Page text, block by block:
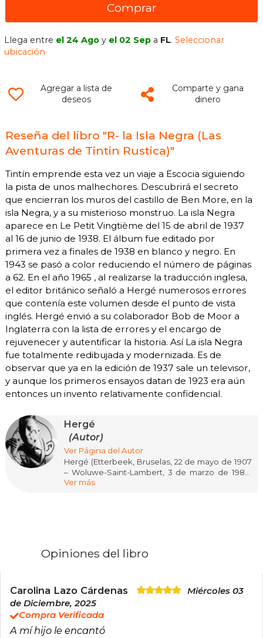
Comprar
Llega entre el 24 Ago y el 02 Sep a FL.Seleccionar
ubicación
Agregar a lista de
deseos
Comparte y gana
dinero
Reseña del libro "R- la Isla Negra (Las
Aventuras de Tintin Rustica)"
Tintín emprende esta vez un viaje a Escocia siguiendo
la pista de unos malhechores. Descubrirá el secreto
que encierran los muros del castillo de Ben More, en la
isla Negra, y a su misterioso monstruo. La isla Negra
aparece en Le Petit Vingtième del 15 de abril de 1937
al 16 de junio de 1938. El álbum fue editado por
primera vez a finales de 1938 en blanco y negro. En
1943 se pasó a color reduciendo el número de páginas
a 62. En el año 1965 , al realizarse la traducción inglesa,
el editor británico señaló a Hergé numerosos errores
que contenía este volumen desde el punto de vista
inglés. Hergé envió a su colaborador Bob de Moor a
Inglaterra con la lista de errores y el encargo de
rejuvenecer y autentificar la historia. Así La isla Negra
fue totalmente redibujada y modernizada. Es de
observar que ya en la edición de 1937 sale un televisor,
y aunque los primeros ensayos datan de 1923 era aún
entonces un invento relativamente confidencial.
Hergé
(Autor)
Ver Página del Autor
Hergé (Etterbeek, Bruselas, 22 de mayo de 1907
– Woluwe-Saint-Lambert, 3 de marzo de 1983)
fue un historietista belga reconocido a nivel
mundo de la bande dessinée.
traducidos a numerosos idiomas y leídos por
generaciones en todo el mundo. Con
personajes icónicos como el capitán Haddock,
el profesor Tornasol o los detectives Hernández
y Fernández, su obra combinó humor, aventura
Ver más
Opiniones del libro
Carolina Lazo Cárdenas
Miércoles 03
de Diciembre, 2025
Compra Verificada
A mí hijo le encantó